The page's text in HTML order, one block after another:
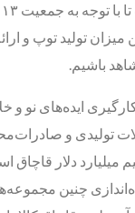
تولید توپ و
باشیم.
ایده‌های نو و
تولیدی و
میلیارد دلار قاچاق
چنین